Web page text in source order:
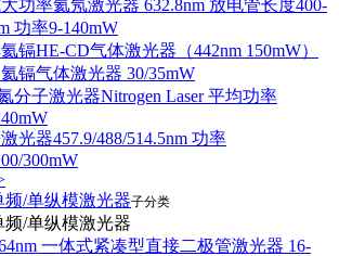
功率氦氖激光器 632.8nm 放电管长度400-
功率9-140mW
镉HE-CD气体激光器（442nm 150mW）
氦镉气体激光器 30/35mW
分子激光器Nitrogen Laser 平均功率
光器457.9/488/514.5nm 功率
300mW
频/单纵模激光器子分类
频/单纵模激光器
一体式紧凑型直接二极管激光器 16-